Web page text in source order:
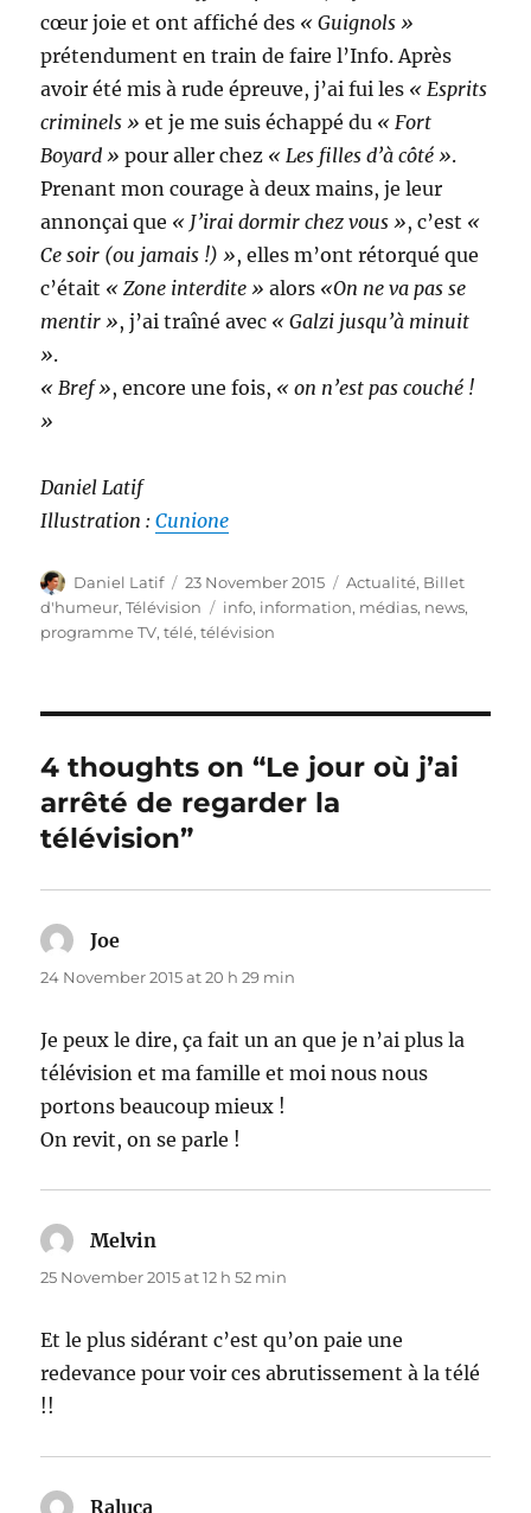
cœur joie et ont affiché des « Guignols »
prétendument en train de faire l’Info. Après
avoir été mis à rude épreuve, j’ai fui les « Esprits
criminels » et je me suis échappé du « Fort
Boyard » pour aller chez « Les filles d’à côté ».
Prenant mon courage à deux mains, je leur
annonçai que « J’irai dormir chez vous », c’est «
Ce soir (ou jamais !) », elles m’ont rétorqué que
c’était « Zone interdite » alors «On ne va pas se
mentir », j’ai traîné avec « Galzi jusqu’à minuit
».
« Bref », encore une fois, « on n’est pas couché !
»
Daniel Latif
Illustration :Cunione
Author
Daniel Latif
Posted
on
23 November 2015 Categories
Actualité, Billet
d'humeur,Télévision Tags
info, information, médias, news,
programme TV,télé,télévision
4 thoughts on “Le jour où j’ai
arrêté de regarder la
télévision”
Joe
24 November 2015 at 20 h 29 min
Je peux le dire, ça fait un an que je n’ai plus la
télévision et ma famille et moi nous nous
portons beaucoup mieux !
On revit, on se parle !
Melvin
25 November 2015 at 12 h 52 min
Et le plus sidérant c’est qu’on paie une
redevance pour voir ces abrutissement à la télé
!!
Raluca